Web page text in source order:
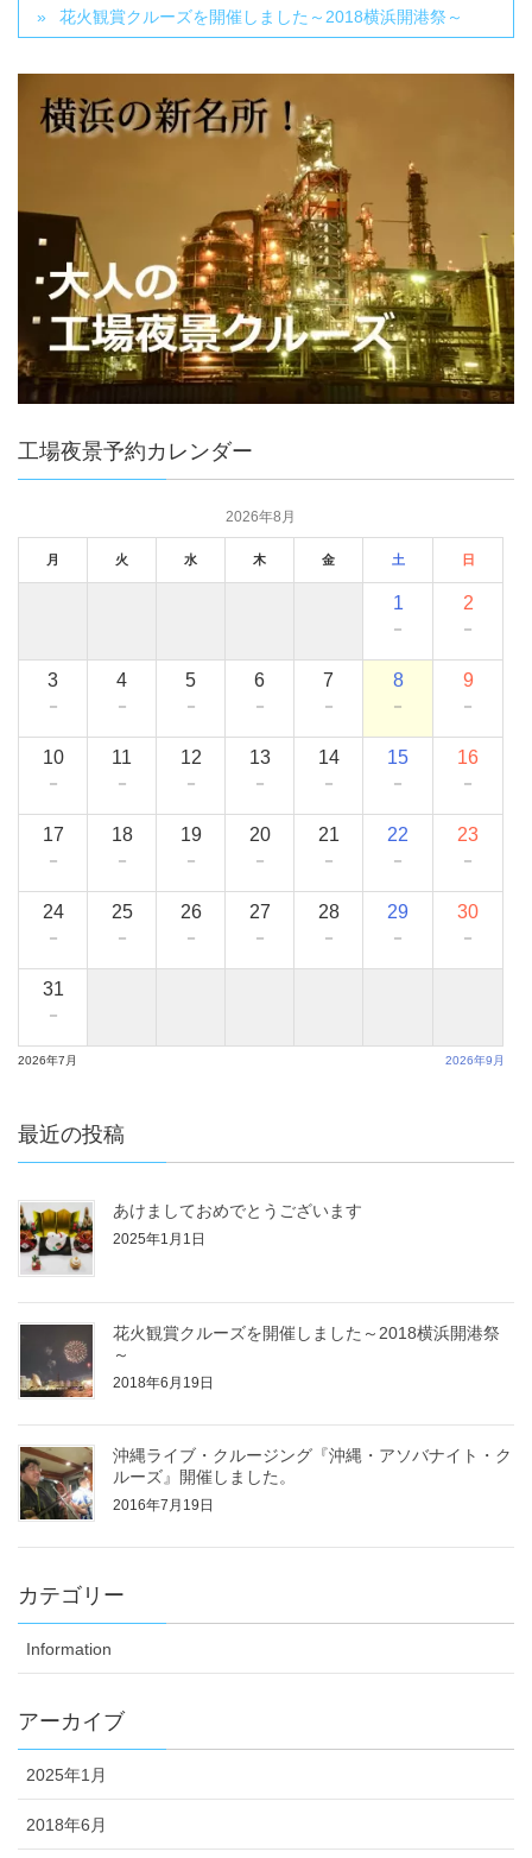
花火観賞クルーズを開催しました～2018横浜開港祭～
工場夜景予約カレンダー
2026年8月
月 火 水 木 金 土 日
1
－
2
－
3
－
4
－
5
－
6
－
7
－
8
－
9
－
10
－
11
－
12
－
13
－
14
－
15
－
16
－
17
－
18
－
19
－
20
－
21
－
22
－
23
－
24
－
25
－
26
－
27
－
28
－
29
－
30
－
31
－
2026年7月 2026年9月
最近の投稿
あけましておめでとうございます
2025年1月1日
花火観賞クルーズを開催しました～2018横浜開港祭
～
2018年6月19日
沖縄ライブ・クルージング『沖縄・アソバナイト・ク
ルーズ』開催しました。
2016年7月19日
カテゴリー
Information
アーカイブ
2025年1月
2018年6月